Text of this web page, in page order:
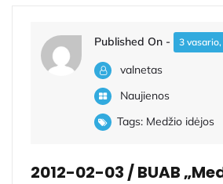
Published On - 3
valnetas
Naujienos
Tags: Medžio idėjos
2012-02-03 / BUAB